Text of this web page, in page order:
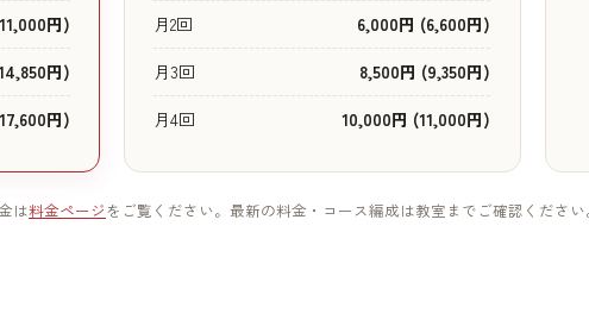
円)
円)
円)
月2回
6,000円 (6,600円)
月3回
8,500円 (9,350円)
月4回
10,000円 (11,000円)
は料金ページ をご覧ください。最新の料金・コース編成は教室までご確認くださ